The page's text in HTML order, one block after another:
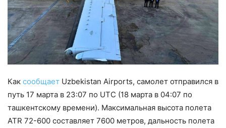
Как сообщает Uzbekistan Airports, самолет отправился в
путь 17 марта в 23:07 по UTC (18 марта в 04:07 по
ташкентскому времени). Максимальная высота полета
ATR 72-600 составляет 7600 метров, дальность полета